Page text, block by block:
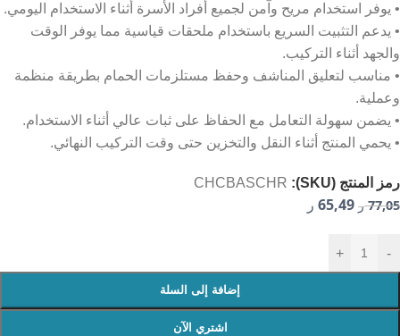
• يوفر استخدام مريح وآمن لجميع أفراد الأسرة أثناء الاستخدام اليومي.
• يدعم التثبيت السريع باستخدام ملحقات قياسية مما يوفر الوقت
والجهد أثناء التركيب.
• مناسب لتعليق المناشف وحفظ مستلزمات الحمام بطريقة منظمة
وعملية.
• يضمن سهولة التعامل مع الحفاظ على ثبات عالي أثناء الاستخدام.
• يحمي المنتج أثناء النقل والتخزين حتى وقت التركيب النهائي.
رمز المنتج (SKU): CHCBASCHR
77,05 ر 65,49 ر
-
+
إضافة إلى السلة
اشتري الآن